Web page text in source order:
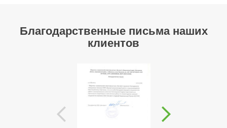
Благодарственные письма наших
клиентов